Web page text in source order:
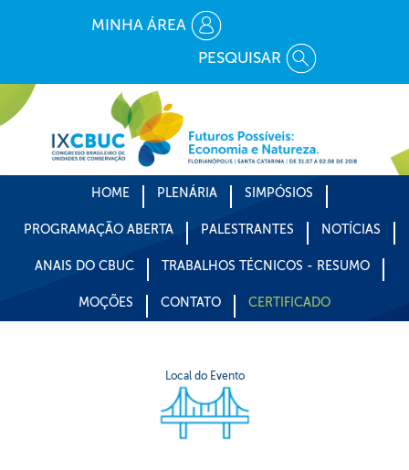
MINHA ÁREA
PESQUISAR
HOME PLENÁRIA SIMPÓSIOS
PROGRAMAÇÃO ABERTA PALESTRANTES NOTÍCIAS
ANAIS DO CBUC TRABALHOS TÉCNICOS - RESUMO
MOÇÕES CONTATO CERTIFICADO
Local do Evento